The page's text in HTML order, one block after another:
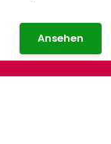
Ansehen